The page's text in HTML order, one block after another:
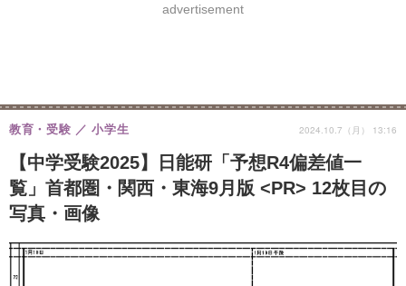
8月開催学校説明会・相談会
advertisement
【中学受験2025】日能研「予想R4偏差値一
覧」首都圏・関西・東海9月版 <PR> 12枚目の
写真・画像
教育・受験 小学生 2024.10.7（月） 13:16